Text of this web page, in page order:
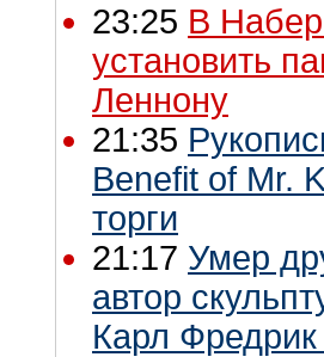
23:25 В
установить
Леннону
21:35
Benefit of Mr.
торги
21:17 Умер
автор
Карл